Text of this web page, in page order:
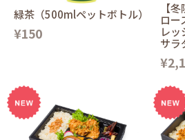
緑茶（500mlペットボトル）
¥150
【
ロー
レ
サラ